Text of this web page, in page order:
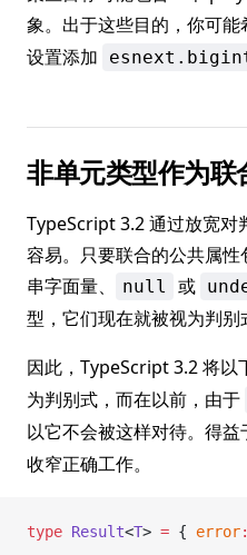
象。出于这些目的，你可
设置添加
非单元类型作为联
TypeScript 3.2 通过放宽对
容易。只要联合的公共属性
串字面量、
null 或
型，它们现在就被视为判别
因此，TypeScript 3.2 将以
为判别式，而在以前，由于
以它不会被这样对待。得益
收窄正确工作。
type Result<T> = { error: